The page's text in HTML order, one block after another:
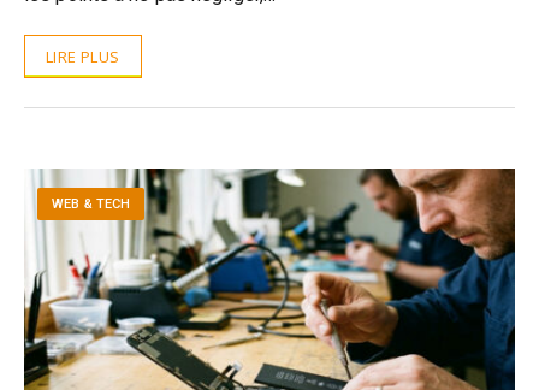
LIRE PLUS
WEB & TECH